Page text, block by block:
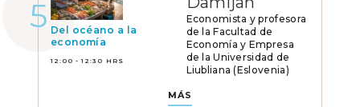
Del océano a la
economía
12:00 - 12:30 HRS
Economista y profesora
de la Facultad de
Economía y Empresa
de la Universidad de
Liubliana (Eslovenia)
MÁS